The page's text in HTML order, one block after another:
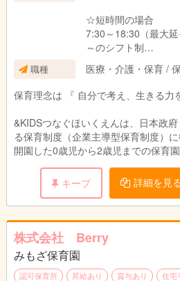
☆短時間の場合
7:30～18:30（最大
～のシフト制
☆フルタイムの場合
1日6時間～8時間勤
ト制
勤務時間はご相談く
職種
医療・介護・保育 /
保育理念は 『 自分で考え、生きる力
&KIDSつなぐほいくえんは、日本政
る保育制度（企業主導型保育制度）
開園した0歳児から2歳児までの保育園
小規模保育ならではの、ひとりひと
ので、子ども達と深い信頼関係を築
とりひとりの 『したい』 『やりた
事に育む保育を推奨しています。
【業務内容】
◆保育補助業務全般
散歩や日中の活動、食事補助、午睡チ
キープ 詳細を見
株式会社 Berry
みもざ保育園
認可保育所 昇給あり 賞与あり 住宅